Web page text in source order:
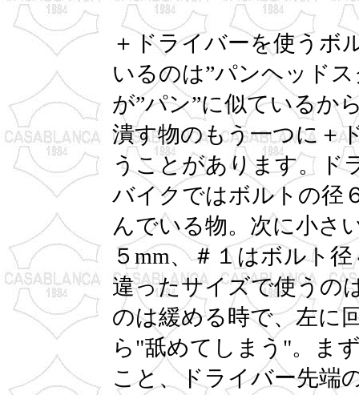
＋ドライバーを使うボ
いるのは”パンヘッド
が”パン”に似ているか
潰す物のもう一つに＋
うことがあります。ド
バイクではボルトの径
んでいる物。次に小さ
５mm、＃１はボルト
違ったサイズで使うの
のは緩める時で、左に
ら"舐めてしまう"。ま
こと、ドライバー先端